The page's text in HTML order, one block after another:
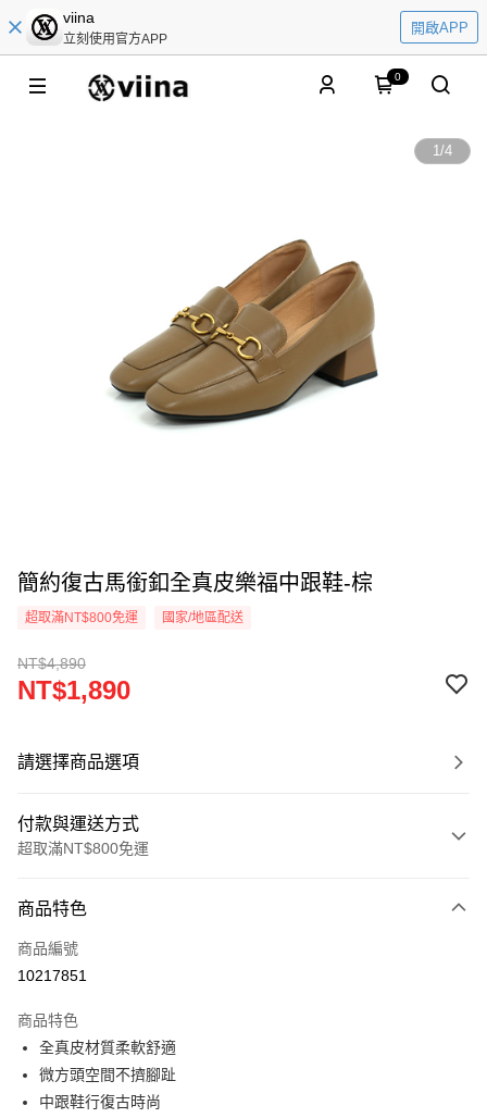
viina
立刻使用官方APP
開啟APP
0
1/4
簡約復古馬銜釦全真皮樂福中跟鞋-棕
超取滿NT$800免運 國家/地區配送
NT$4,890
NT$1,890
請選擇商品選項
付款與運送方式
超取滿NT$800免運
信用卡一次付款
超商取貨付款
Apple Pay
街口支付
商品特色
商品編號
10217851
商品特色
全真皮材質柔軟舒適
微方頭空間不擠腳趾
中跟鞋行復古時尚